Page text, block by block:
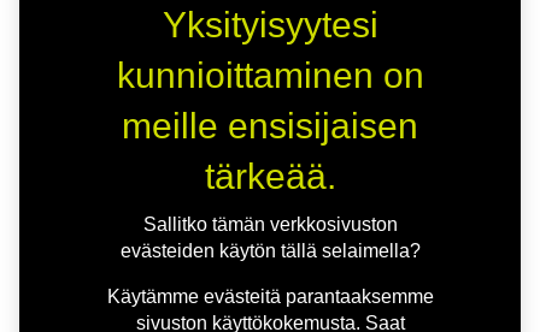
Yksityisyytesi
kunnioittaminen on
meille ensisijaisen
tärkeää.
Sallitko tämän verkkosivuston
evästeiden käytön tällä selaimella?
Käytämme evästeitä parantaaksemme
sivuston käyttökokemusta. Saat